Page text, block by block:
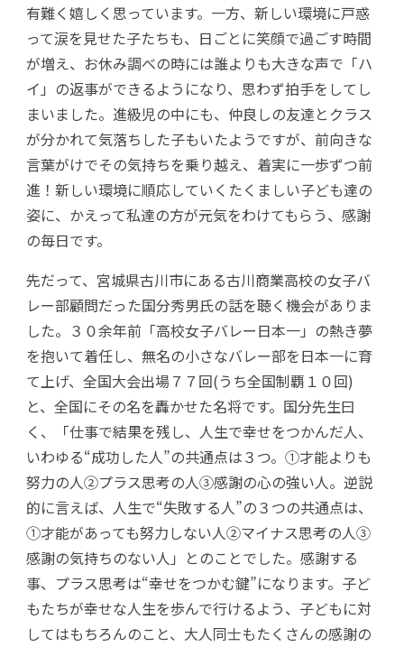
有難く嬉しく思っています。一方、新しい環境に戸惑
って涙を見せた子たちも、日ごとに笑顔で過ごす時間
が増え、お休み調べの時には誰よりも大きな声で「ハ
イ」の返事ができるようになり、思わず拍手をしてし
まいました。進級児の中にも、仲良しの友達とクラス
が分かれて気落ちした子もいたようですが、前向きな
言葉がけでその気持ちを乗り越え、着実に一歩ずつ前
進！新しい環境に順応していくたくましい子ども達の
姿に、かえって私達の方が元気をわけてもらう、感謝
の毎日です。
先だって、宮城県古川市にある古川商業高校の女子バ
レー部顧問だった国分秀男氏の話を聴く機会がありま
した。３０余年前「高校女子バレー日本一」の熱き夢
を抱いて着任し、無名の小さなバレー部を日本一に育
て上げ、全国大会出場７７回(うち全国制覇１０回)
と、全国にその名を轟かせた名将です。国分先生曰
く、「仕事で結果を残し、人生で幸せをつかんだ人、
いわゆる“成功した人”の共通点は３つ。①才能よりも
努力の人②プラス思考の人③感謝の心の強い人。逆説
的に言えば、人生で“失敗する人”の３つの共通点は、
①才能があっても努力しない人②マイナス思考の人③
感謝の気持ちのない人」とのことでした。感謝する
事、プラス思考は“幸せをつかむ鍵”になります。子ど
もたちが幸せな人生を歩んで行けるよう、子どもに対
してはもちろんのこと、大人同士もたくさんの感謝の